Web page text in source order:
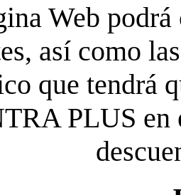
Web
así como
que tendrá
PLUS en